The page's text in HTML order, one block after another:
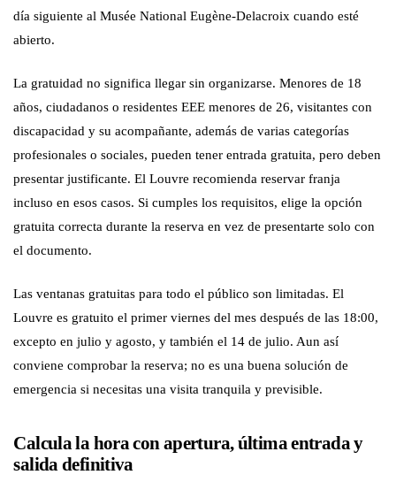
día siguiente al Musée National Eugène-Delacroix cuando esté
abierto.
La gratuidad no significa llegar sin organizarse. Menores de 18
años, ciudadanos o residentes EEE menores de 26, visitantes con
discapacidad y su acompañante, además de varias categorías
profesionales o sociales, pueden tener entrada gratuita, pero deben
presentar justificante. El Louvre recomienda reservar franja
incluso en esos casos. Si cumples los requisitos, elige la opción
gratuita correcta durante la reserva en vez de presentarte solo con
el documento.
Las ventanas gratuitas para todo el público son limitadas. El
Louvre es gratuito el primer viernes del mes después de las 18:00,
excepto en julio y agosto, y también el 14 de julio. Aun así
conviene comprobar la reserva; no es una buena solución de
emergencia si necesitas una visita tranquila y previsible.
Calcula la hora con apertura, última entrada y
salida definitiva